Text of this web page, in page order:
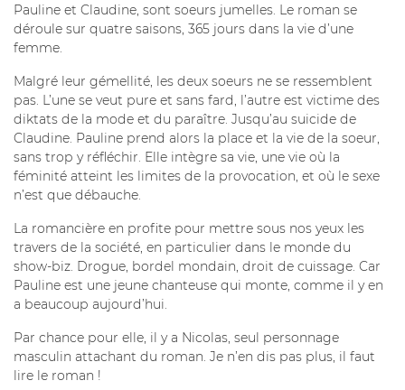
Pauline et Claudine, sont soeurs jumelles. Le roman se
déroule sur quatre saisons, 365 jours dans la vie d’une
femme.
Malgré leur gémellité, les deux soeurs ne se ressemblent
pas. L’une se veut pure et sans fard, l’autre est victime des
diktats de la mode et du paraître. Jusqu’au suicide de
Claudine. Pauline prend alors la place et la vie de la soeur,
sans trop y réfléchir. Elle intègre sa vie, une vie où la
féminité atteint les limites de la provocation, et où le sexe
n’est que débauche.
La romancière en profite pour mettre sous nos yeux les
travers de la société, en particulier dans le monde du
show-biz. Drogue, bordel mondain, droit de cuissage. Car
Pauline est une jeune chanteuse qui monte, comme il y en
a beaucoup aujourd’hui.
Par chance pour elle, il y a Nicolas, seul personnage
masculin attachant du roman. Je n’en dis pas plus, il faut
lire le roman !